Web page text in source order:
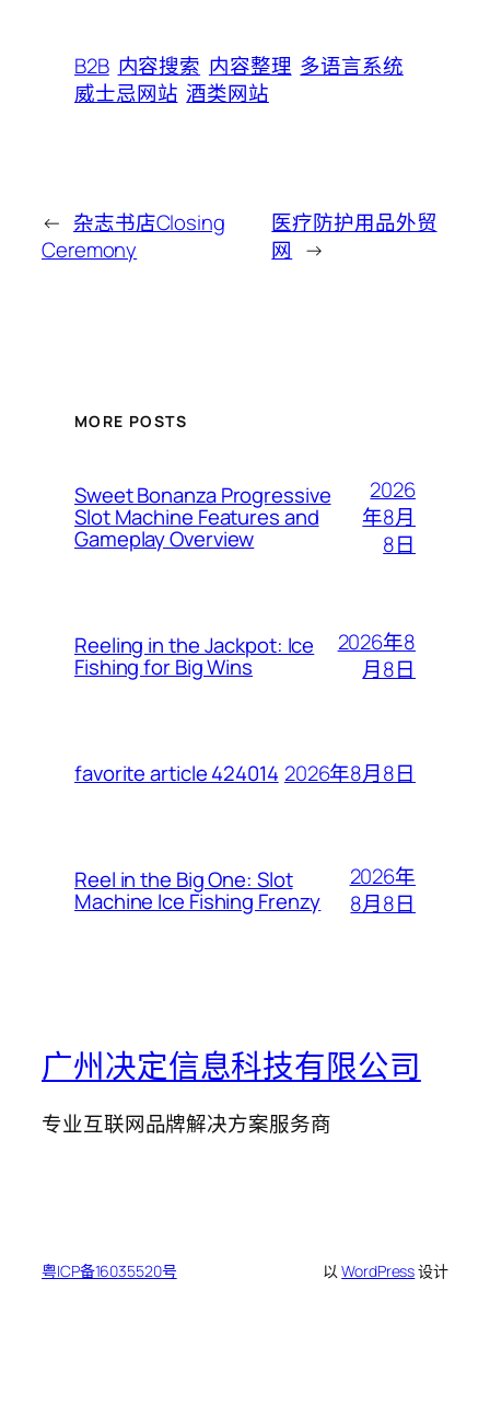
B2B 内容搜索 内容整理 多语言系统
威士忌网站 酒类网站
← 杂志书店Closing
Ceremony
医疗防护用品外贸
网 →
MORE POSTS
Sweet Bonanza Progressive
Slot Machine Features and
Gameplay Overview
2026
年8月
8日
Reeling in the Jackpot: Ice
Fishing for Big Wins
2026年8
月8日
favorite article 424014 2026年8月8日
Reel in the Big One: Slot
Machine Ice Fishing Frenzy
2026年
8月8日
广州决定信息科技有限公司
专业互联网品牌解决方案服务商
粤ICP备16035520号 以WordPress设计